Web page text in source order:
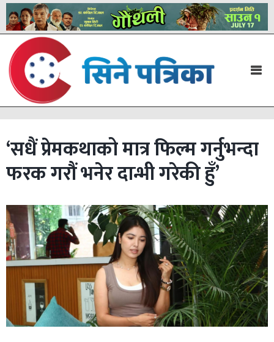
‘सधैं प्रेमकथाको मात्र फिल्म गर्नुभन्दा
फरक गरौं भनेर दान्भी गरेकी हुँ’